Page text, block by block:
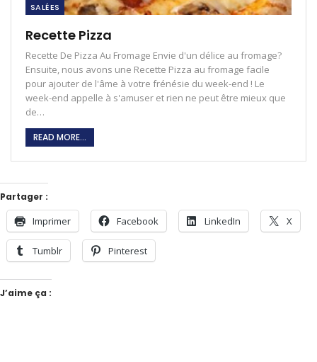
SALÉES
Recette Pizza
Recette De Pizza Au Fromage Envie d'un délice au fromage?
Ensuite, nous avons une Recette Pizza au fromage facile
pour ajouter de l'âme à votre frénésie du week-end ! Le
week-end appelle à s'amuser et rien ne peut être mieux que
de…
READ MORE...
Partager :
Imprimer Facebook LinkedIn X
Tumblr Pinterest
J’aime ça :